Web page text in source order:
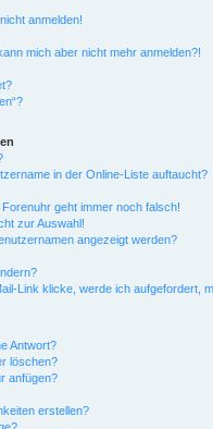
anmelden!
mich aber nicht mehr anmelden?!
in der Online-Liste auftaucht?
geht immer noch falsch!
zur Auswahl!
angezeigt werden?
Link klicke, werde ich aufgefordert,
Antwort?
löschen?
anfügen?
erstellen?